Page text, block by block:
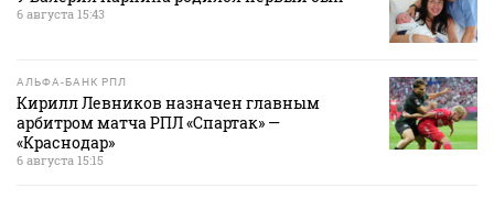
6 августа 15:43
АЛЬФА-БАНК РПЛ
Кирилл Левников назначен главным
арбитром матча РПЛ «Спартак» —
«Краснодар»
6 августа 15:15